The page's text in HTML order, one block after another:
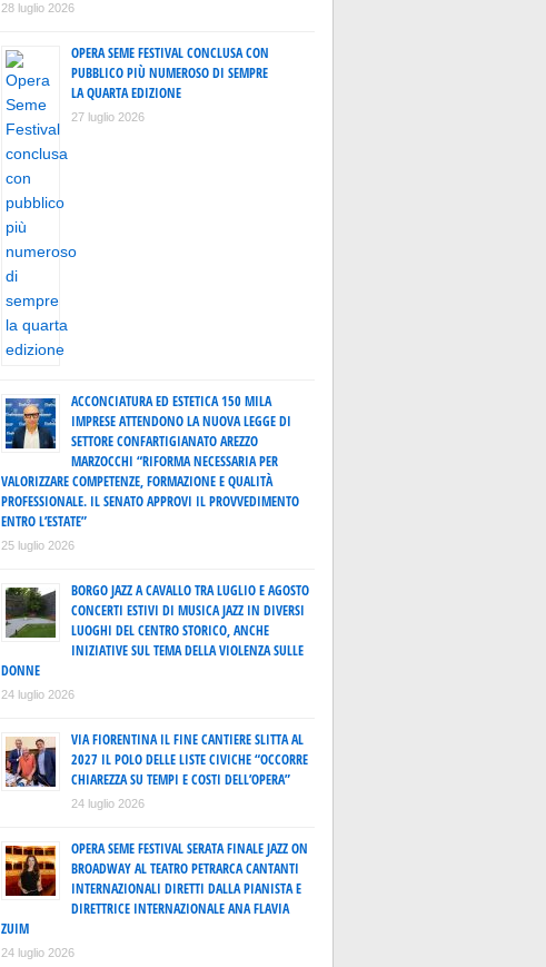
28 luglio 2026
OPERA SEME FESTIVAL CONCLUSA CON
PUBBLICO PIÙ NUMEROSO DI SEMPRE
LA QUARTA EDIZIONE
27 luglio 2026
ACCONCIATURA ED ESTETICA 150 MILA
IMPRESE ATTENDONO LA NUOVA LEGGE DI
SETTORE CONFARTIGIANATO AREZZO
MARZOCCHI “RIFORMA NECESSARIA PER
VALORIZZARE COMPETENZE, FORMAZIONE E QUALITÀ
PROFESSIONALE. IL SENATO APPROVI IL PROVVEDIMENTO
ENTRO L’ESTATE”
25 luglio 2026
BORGO JAZZ A CAVALLO TRA LUGLIO E AGOSTO
CONCERTI ESTIVI DI MUSICA JAZZ IN DIVERSI
LUOGHI DEL CENTRO STORICO, ANCHE
INIZIATIVE SUL TEMA DELLA VIOLENZA SULLE
DONNE
24 luglio 2026
VIA FIORENTINA IL FINE CANTIERE SLITTA AL
2027 IL POLO DELLE LISTE CIVICHE “OCCORRE
CHIAREZZA SU TEMPI E COSTI DELL’OPERA”
24 luglio 2026
OPERA SEME FESTIVAL SERATA FINALE JAZZ ON
BROADWAY AL TEATRO PETRARCA CANTANTI
INTERNAZIONALI DIRETTI DALLA PIANISTA E
DIRETTRICE INTERNAZIONALE ANA FLAVIA
ZUIM
24 luglio 2026